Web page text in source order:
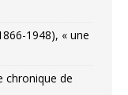
1948), « une
chronique de